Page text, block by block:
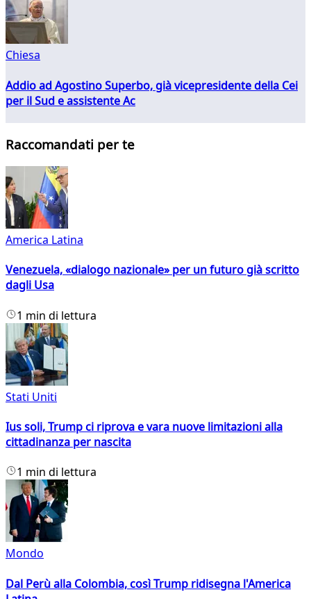
Chiesa
Addio ad Agostino Superbo, già vicepresidente della Cei
per il Sud e assistente Ac
Raccomandati per te
America Latina
Venezuela, «dialogo nazionale» per un futuro già scritto
dagli Usa
1 min di lettura
Stati Uniti
Ius soli, Trump ci riprova e vara nuove limitazioni alla
cittadinanza per nascita
1 min di lettura
Mondo
Dal Perù alla Colombia, così Trump ridisegna l'America